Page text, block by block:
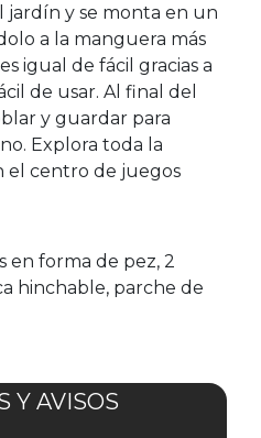
jardín y se monta en un
a la manguera más
igual de fácil gracias a
de usar. Al final del
y guardar para
Explora toda la
el centro de juegos
en forma de pez, 2
hinchable, parche de
Y AVISOS